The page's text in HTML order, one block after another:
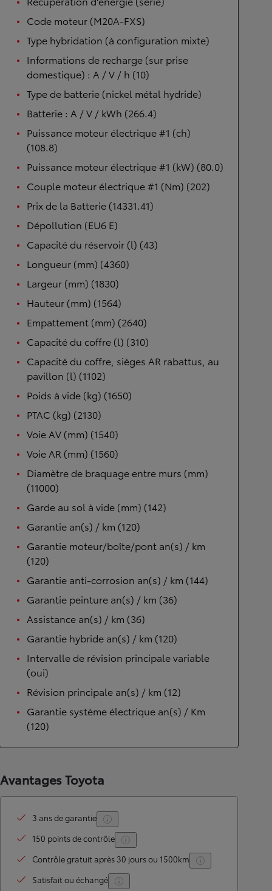
Code moteur (M20A-FXS)
Type hybridation (à configuration mixte)
Informations de recharge (sur prise
domestique) : A / V / h (10)
Type de batterie (nickel métal hydride)
Batterie : A / V / kWh (266.4)
Puissance moteur électrique #1 (ch)
(108.8)
Puissance moteur électrique #1 (kW) (80.0)
Couple moteur électrique #1 (Nm) (202)
Prix de la Batterie (14331.41)
Dépollution (EU6 E)
Capacité du réservoir (l) (43)
Longueur (mm) (4360)
Largeur (mm) (1830)
Hauteur (mm) (1564)
Empattement (mm) (2640)
Capacité du coffre (l) (310)
Capacité du coffre, sièges AR rabattus, au
pavillon (l) (1102)
Poids à vide (kg) (1650)
PTAC (kg) (2130)
Voie AV (mm) (1540)
Voie AR (mm) (1560)
Diamètre de braquage entre murs (mm)
(11000)
Garde au sol à vide (mm) (142)
Garantie an(s) / km (120)
Garantie moteur/boîte/pont an(s) / km
(120)
Garantie anti-corrosion an(s) / km (144)
Garantie peinture an(s) / km (36)
Assistance an(s) / km (36)
Garantie hybride an(s) / km (120)
Intervalle de révision principale variable
(oui)
Révision principale an(s) / km (12)
Garantie système électrique an(s) / Km
(120)
Avantages Toyota
3 ans de garantie
150 points de contrôle
Contrôle gratuit après 30 jours ou 1500km
Satisfait ou échangé